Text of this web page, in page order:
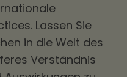
Lassen Sie
in die Welt des
Verständnis